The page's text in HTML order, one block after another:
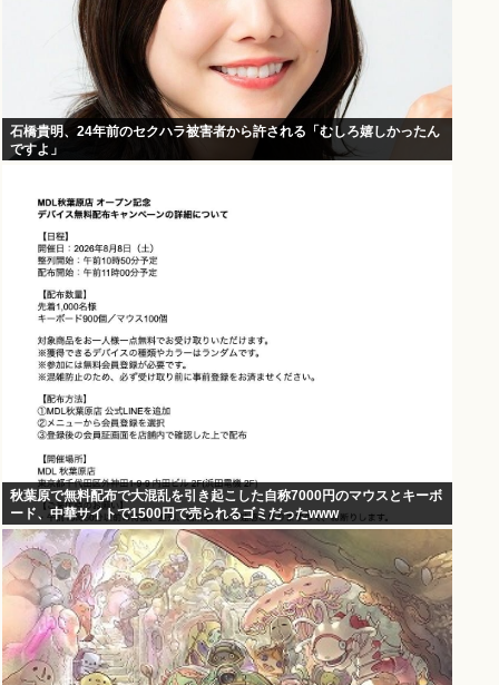
石橋貴明、24年前のセクハラ被害者から許される「むしろ嬉しかったん
ですよ」
秋葉原で無料配布で大混乱を引き起こした自称7000円のマウスとキーボ
ード、中華サイトで1500円で売られるゴミだったwww